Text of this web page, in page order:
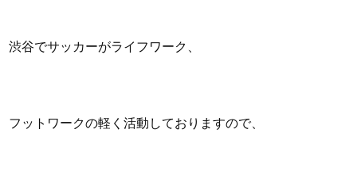
渋谷でサッカーがライフワーク、
フットワークの軽く活動しておりますので、